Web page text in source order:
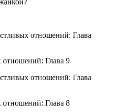
отношений: Глава 9
отношений: Глава 8